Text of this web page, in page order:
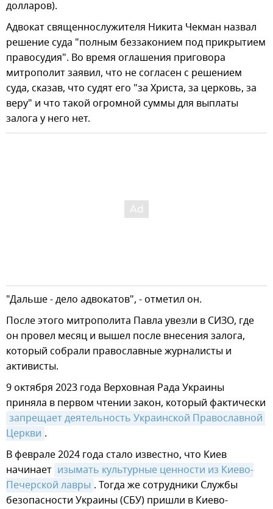
долларов).
Адвокат священнослужителя Никита Чекман назвал
решение суда "полным беззаконием под прикрытием
правосудия". Во время оглашения приговора
митрополит заявил, что не согласен с решением
суда, сказав, что судят его "за Христа, за церковь, за
веру" и что такой огромной суммы для выплаты
залога у него нет.
"Дальше - дело адвокатов", - отметил он.
После этого митрополита Павла увезли в СИЗО, где
он провел месяц и вышел после внесения залога,
который собрали православные журналисты и
активисты.
9 октября 2023 года Верховная Рада Украины
приняла в первом чтении закон, который фактически
запрещает деятельность Украинской Православной
Церкви .
В феврале 2024 года стало известно, что Киев
начинает изымать культурные ценности из Киево-
Печерской лавры . Тогда же сотрудники Службы
безопасности Украины (СБУ) пришли в Киево-